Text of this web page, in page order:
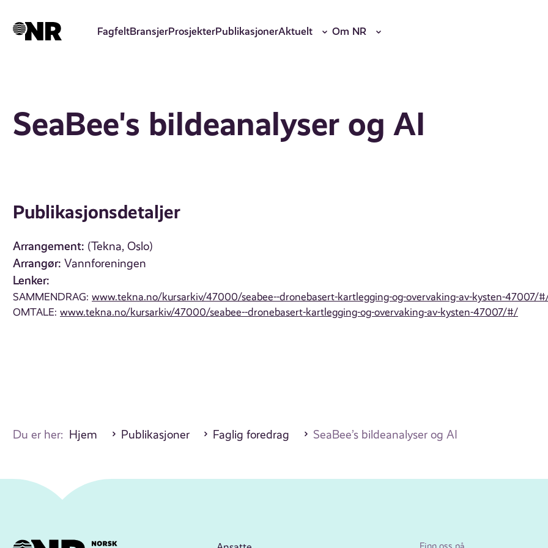
hovedinnhold
FagfeltBransjerProsjekterPublikasjonerAktuelt Om NR
SeaBee's bildeanalyser og AI
Publikasjonsdetaljer
Arrangement: (Tekna, Oslo)
Arrangør: Vannforeningen
Lenker:
SAMMENDRAG:www.tekna.no/kursarkiv/47000/seabee--dronebasert-kartlegging-og-overvaking-av-kysten-47007/
OMTALE:www.tekna.no/kursarkiv/47000/seabee--dronebasert-kartlegging-og-overvaking-av-kysten-47007/#/
Du er her: Hjem Publikasjoner Faglig foredrag SeaBee’s bildeanalyser og AI